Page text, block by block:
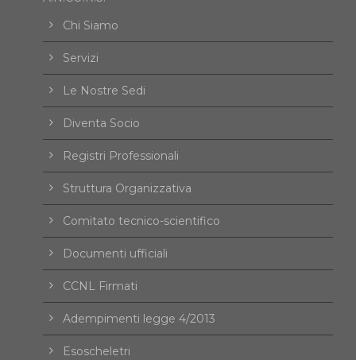
Chi Siamo
Servizi
Le Nostre Sedi
Diventa Socio
Registri Professionali
Struttura Organizzativa
Comitato tecnico-scientifico
Documenti ufficiali
CCNL Firmati
Adempimenti legge 4/2013
Esoscheletri